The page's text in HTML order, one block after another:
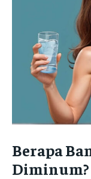
Berapa
Diminum?